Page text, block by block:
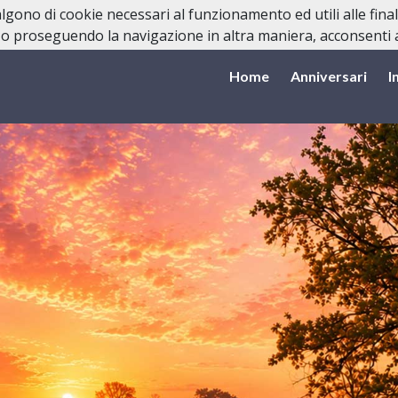
Home Anniversari
di cookie necessari al funzionamento ed utili alle
proseguendo la navigazione in altra maniera, acconsenti